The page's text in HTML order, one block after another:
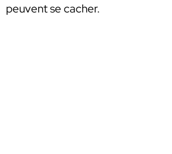
peuvent se cacher.